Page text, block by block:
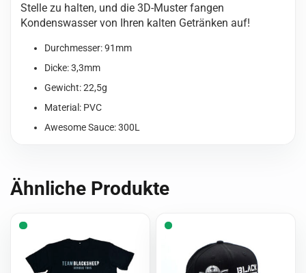
Stelle zu halten, und die 3D-Muster fangen
Kondenswasser von Ihren kalten Getränken auf!
Durchmesser: 91mm
Dicke: 3,3mm
Gewicht: 22,5g
Material: PVC
Awesome Sauce: 300L
Ähnliche Produkte